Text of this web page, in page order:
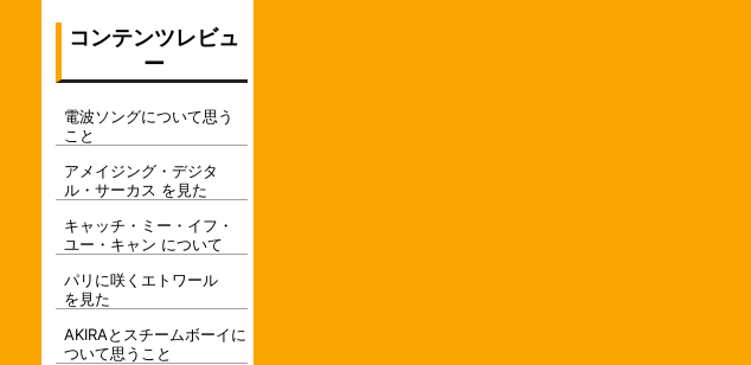
コンテンツレビュ
ー
電波ソングについて思う
こと
アメイジング・デジタ
ル・サーカス を見た
キャッチ・ミー・イフ・
ユー・キャン について
パリに咲くエトワール
を見た
AKIRAとスチームボーイに
ついて思うこと